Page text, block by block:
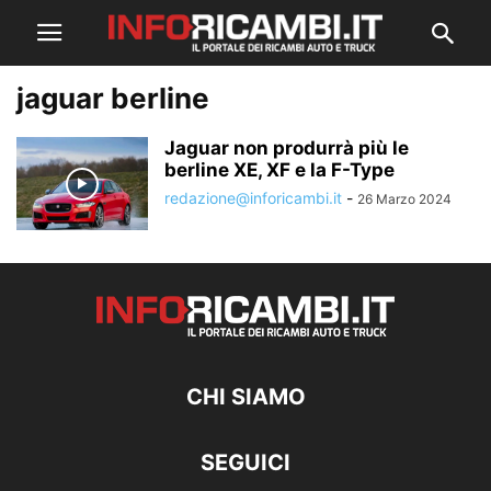
jaguar berline
Jaguar non produrrà più le
berline XE, XF e la F-Type
redazione@inforicambi.it - 26 Marzo 2024
CHI SIAMO
SEGUICI